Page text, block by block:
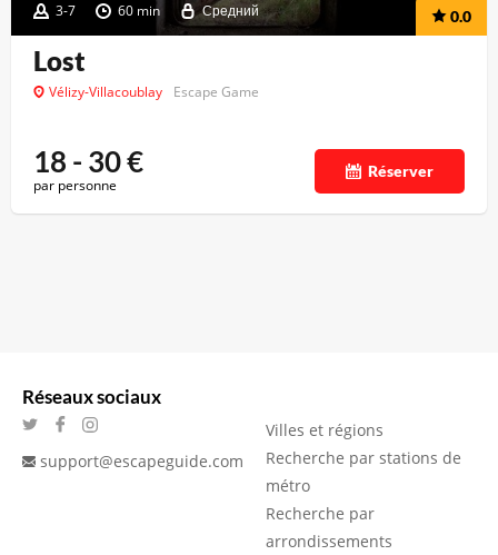
3-7 60 min Средний 0.0
Lost
Vélizy-Villacoublay Escape Game
18 - 30€
par personne
Réserver
Réseaux sociaux
support@escapeguide.com
Villes et régions
Recherche par stations de
métro
Recherche par
arrondissements